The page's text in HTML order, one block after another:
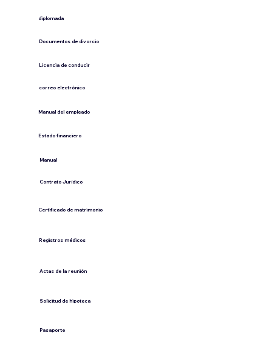
diplomada
Documentos de divorcio
Licencia de conducir
​correo electrónico
Manual del empleado
Estado financiero
​Manual
​Contrato Jurídico
Certificado de matrimonio
Registros médicos
Actas de la reunión
Solicitud de hipoteca
Pasaporte